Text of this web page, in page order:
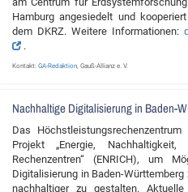
Hamburg angesiedelt und
dem DKRZ. Weitere Informationen:
.
Kontakt: GA-Redaktion, Gauß-Allianz e. V.
Nachhaltige Digitalisierung in Baden-
Das
Projekt „Energie,
Rechenzentren“ (ENRICH), um
Digitalisierung in Baden-
nachhaltiger zu gestalten.